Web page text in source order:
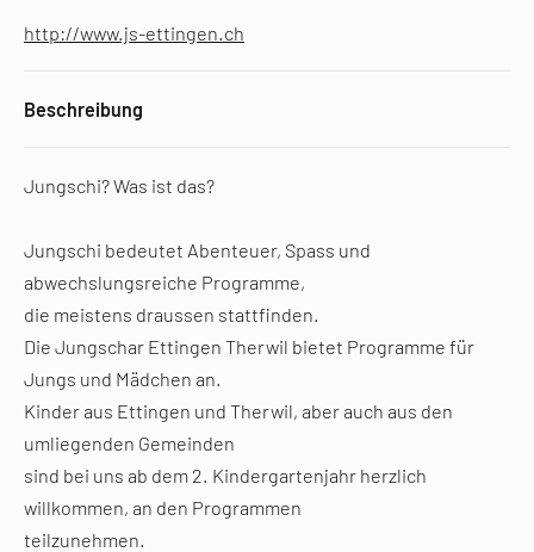
http://www.js-ettingen.ch
Beschreibung
Jungschi? Was ist das?
Jungschi bedeutet Abenteuer, Spass und
abwechslungsreiche Programme,
die meistens draussen stattfinden.
Die Jungschar Ettingen Therwil bietet Programme für
Jungs und Mädchen an.
Kinder aus Ettingen und Therwil, aber auch aus den
umliegenden Gemeinden
sind bei uns ab dem 2. Kindergartenjahr herzlich
willkommen, an den Programmen
teilzunehmen.